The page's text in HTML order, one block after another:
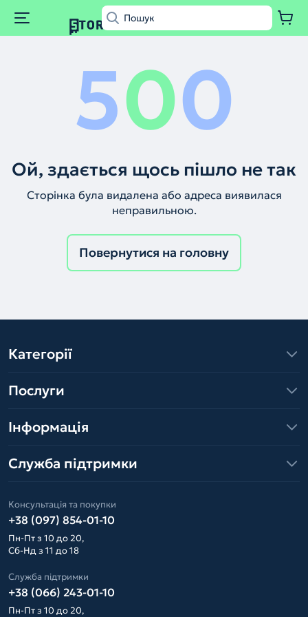
500
Ой, здається щось пішло не так
Сторінка була видалена або адреса виявилася
неправильною.
Повернутися на головну
Категорії
Послуги
Інформація
Служба підтримки
Консультація та покупки
+38 (097) 854-01-10
Пн-Пт з 10 до 20,
Сб-Нд з 11 до 18
Служба підтримки
+38 (066) 243-01-10
Пн-Пт з 10 до 20,